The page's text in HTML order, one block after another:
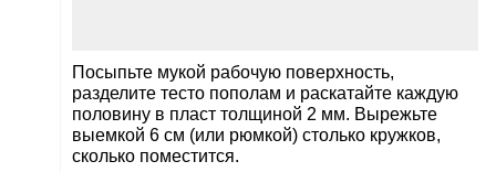
Посыпьте мукой рабочую поверхность,
разделите тесто пополам и раскатайте каждую
половину в пласт толщиной 2 мм. Вырежьте
выемкой 6 см (или рюмкой) столько кружков,
сколько поместится.